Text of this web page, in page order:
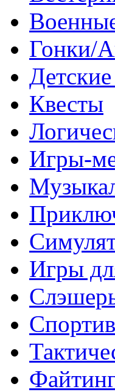
Гонки/
Квесты
Игры-
Игры